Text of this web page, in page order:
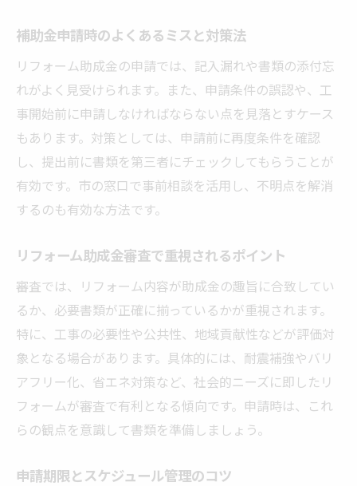
補助金申請時のよくあるミスと対策法
リフォーム助成金の申請では、記入漏れや書類の添付忘
れがよく見受けられます。また、申請条件の誤認や、工
事開始前に申請しなければならない点を見落とすケース
もあります。対策としては、申請前に再度条件を確認
し、提出前に書類を第三者にチェックしてもらうことが
有効です。市の窓口で事前相談を活用し、不明点を解消
するのも有効な方法です。
リフォーム助成金審査で重視されるポイント
審査では、リフォーム内容が助成金の趣旨に合致してい
るか、必要書類が正確に揃っているかが重視されます。
特に、工事の必要性や公共性、地域貢献性などが評価対
象となる場合があります。具体的には、耐震補強やバリ
アフリー化、省エネ対策など、社会的ニーズに即したリ
フォームが審査で有利となる傾向です。申請時は、これ
らの観点を意識して書類を準備しましょう。
申請期限とスケジュール管理のコツ